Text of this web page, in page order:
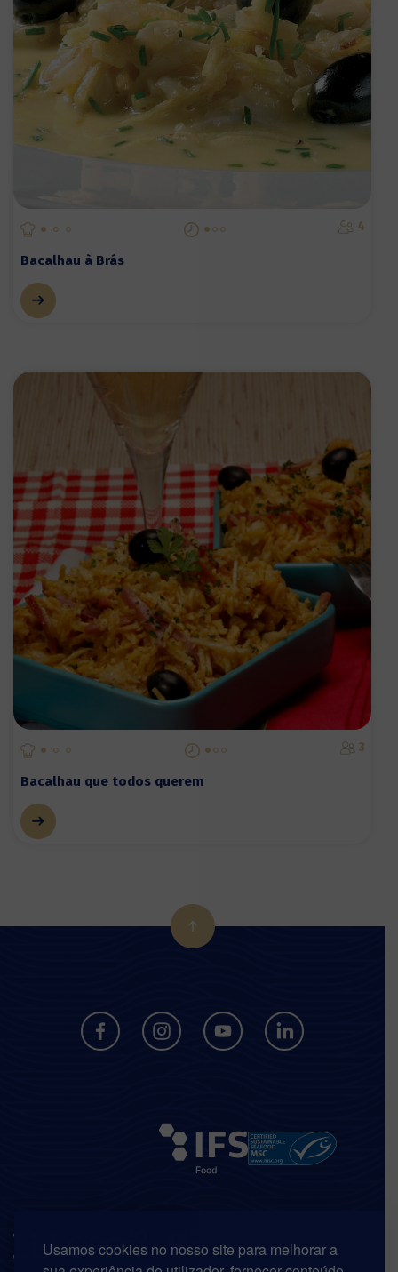
Usamos cookies no nosso site para melhorar a
4
Bacalhau à Brás
3
Bacalhau que todos querem